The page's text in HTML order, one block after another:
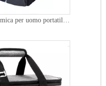
borsa termica termica per uomo portatile può contenere bevande borsa termica per picnic con isolamento termico da spiaggia per adulti